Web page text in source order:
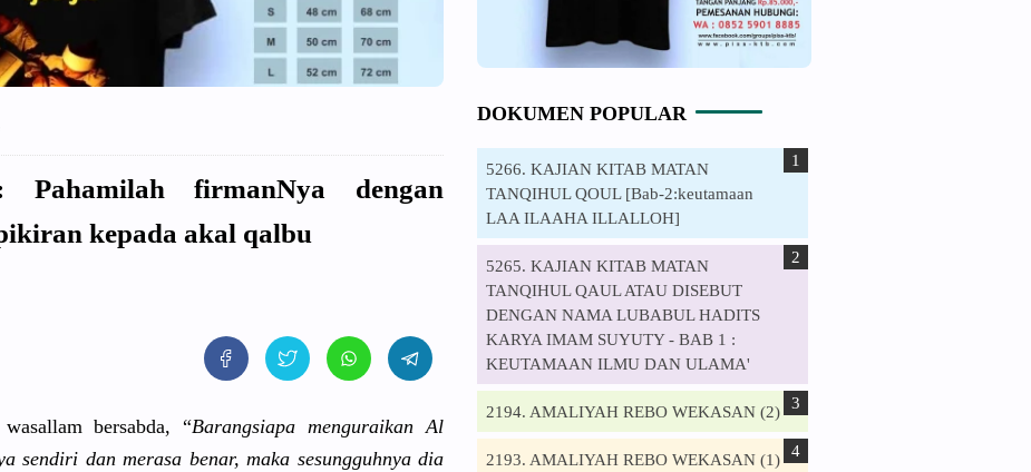
Pahamilah firmanNya dengan
kepada akal qalbu
bersabda, “Barangsiapa menguraikan Al
sendiri dan merasa benar, maka sesungguhnya dia
DOKUMEN POPULAR
5266. KAJIAN KITAB MATAN
TANQIHUL QOUL [Bab-2:keutamaan
LAA ILAAHA ILLALLOH]
5265. KAJIAN KITAB MATAN
TANQIHUL QAUL ATAU DISEBUT
DENGAN NAMA LUBABUL HADITS
KARYA IMAM SUYUTY - BAB 1 :
KEUTAMAAN ILMU DAN ULAMA'
2194. AMALIYAH REBO WEKASAN (2)
2193. AMALIYAH REBO WEKASAN (1)